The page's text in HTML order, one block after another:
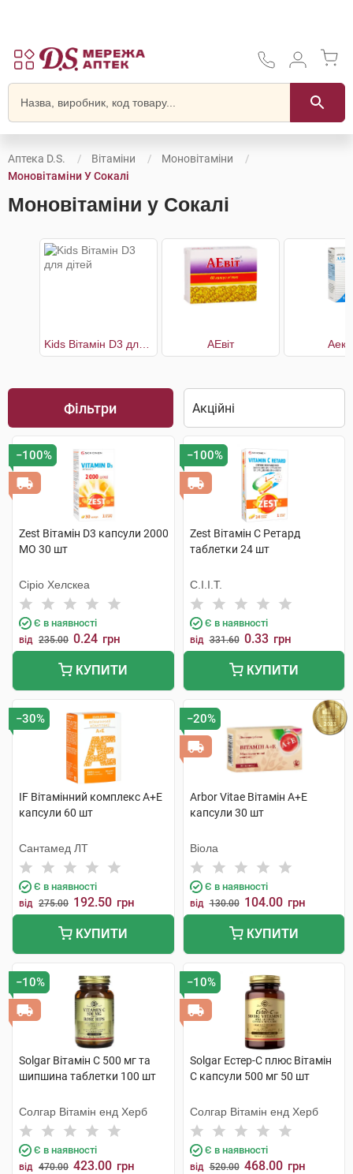
Аптека D.S. Вітаміни
Моновітаміни
Моновітаміни У Сокалі
Моновітаміни у Сокалі
АЕвіт
Фільтри
−100%
Zest Вітамін D3 капсули 2000
МО 30 шт
Сіріо Хелскеа
Є в наявності
від 235.00 0.24 грн
КУПИТИ
−100%
Zest Вітамін C Ретард
таблетки 24 шт
С.І.І.Т.
Є в наявності
від 331.60 0.33 грн
КУПИТИ
−30%
IF Вітамінний комплекс А+Е
капсули 60 шт
Сантамед ЛТ
Є в наявності
від 275.00 192.50 грн
КУПИТИ
−20%
Arbor Vitae Вітамін A+Е
капсули 30 шт
Віола
Є в наявності
від 130.00 104.00 грн
КУПИТИ
−10%
Solgar Вітамін C 500 мг та
шипшина таблетки 100 шт
Солгар Вітамін енд Херб
Є в наявності
від 470.00 423.00 грн
−10%
Solgar Естер-С плюс Вітамін
С капсули 500 мг 50 шт
Солгар Вітамін енд Херб
Є в наявності
від 520.00 468.00 грн